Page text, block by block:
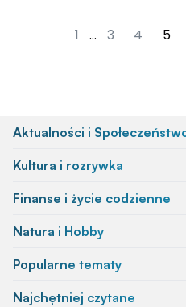
1 … 3 4 5
Aktualności i
Kultura i rozrywka
Finanse i życie codzienne
Natura i Hobby
Popularne tematy
Najchętniej czytane